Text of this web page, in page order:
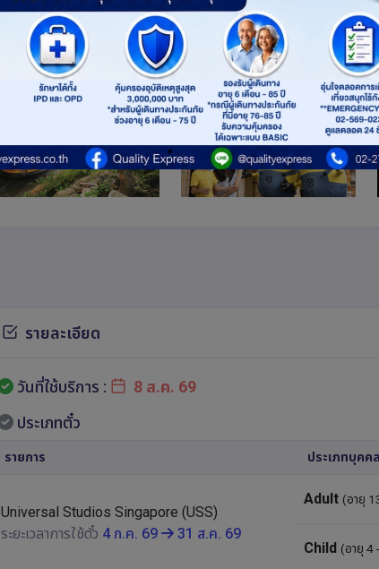
รายละเอียด
วันที่ใช้บริการ :
8 ส.ค. 69
ประเภทตั๋ว
รายการ ประเภทบุคคล
Universal Studios Singapore (USS)
ระยะเวลาการใช้ตั๋ว 4 ก.ค. 69 31 ส.ค. 69
Adult (อายุ
Child (อายุ 4